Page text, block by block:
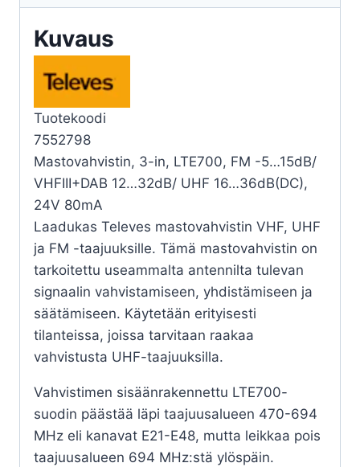
määrä
Kuvaus
Tuotekoodi
7552798
Mastovahvistin, 3-in, LTE700, FM -5…15dB/
VHFIII+DAB 12…32dB/ UHF 16…36dB(DC),
24V 80mA
Laadukas Televes mastovahvistin VHF, UHF
ja FM -taajuuksille. Tämä mastovahvistin on
tarkoitettu useammalta antennilta tulevan
signaalin vahvistamiseen, yhdistämiseen ja
säätämiseen. Käytetään erityisesti
tilanteissa, joissa tarvitaan raakaa
vahvistusta UHF-taajuuksilla.
Vahvistimen sisäänrakennettu LTE700-
suodin päästää läpi taajuusalueen 470-694
MHz eli kanavat E21-E48, mutta leikkaa pois
taajuusalueen 694 MHz:stä ylöspäin.